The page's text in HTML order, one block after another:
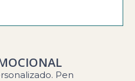
Pen